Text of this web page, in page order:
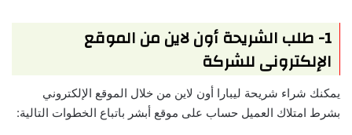
1- طلب الشريحة أون لاين من الموقع
الإلكترونى للشركة
يمكنك شراء شريحة ليبارا أون لاين من خلال الموقع الإلكتروني
بشرط امتلاك العميل حساب على موقع أبشر باتباع الخطوات التالية: